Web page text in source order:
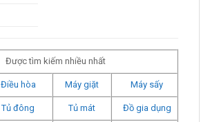
Được tìm kiếm nhiều nhất
Điều hòa Máy giặt Máy sấy
Tủ đông Tủ mát Đồ gia dụng